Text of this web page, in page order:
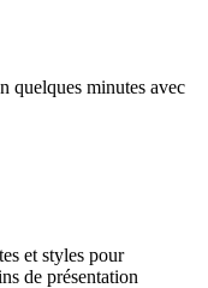
quelques minutes avec
et styles pour
de présentation